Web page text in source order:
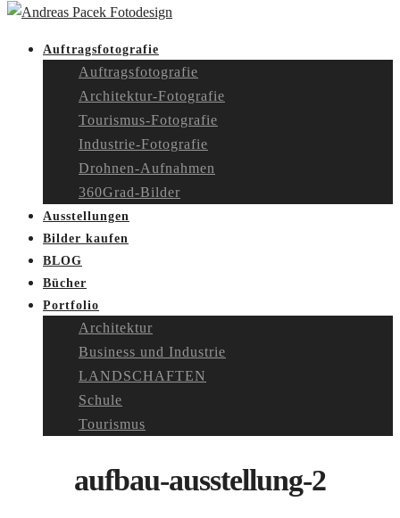
Auftragsfotografie
Auftragsfotografie
Architektur-Fotografie
Tourismus-Fotografie
Industrie-Fotografie
Drohnen-Aufnahmen
360Grad-Bilder
Ausstellungen
Bilder kaufen
BLOG
Bücher
Portfolio
Architektur
Business und Industrie
LANDSCHAFTEN
Schule
Tourismus
aufbau-ausstellung-2